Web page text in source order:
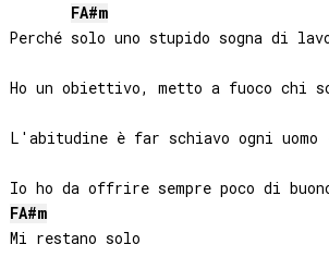
FA#m
Perché solo uno stupido sogna di
Ho un obiettivo, metto a fuoco chi
L'abitudine è far schiavo ogni uomo
FA#m
Mi restano solo